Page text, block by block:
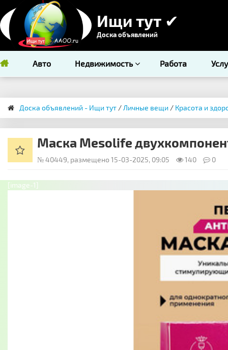
Ищи тут ✔
Доска объявлений
Авто Недвижимость Работа
Доска объявлений - Ищи тут /Личные вещи / Красота и
Маска Mesolife
№ 40449, размещено 15-03-2025, 09:05 140 0
[image-1]